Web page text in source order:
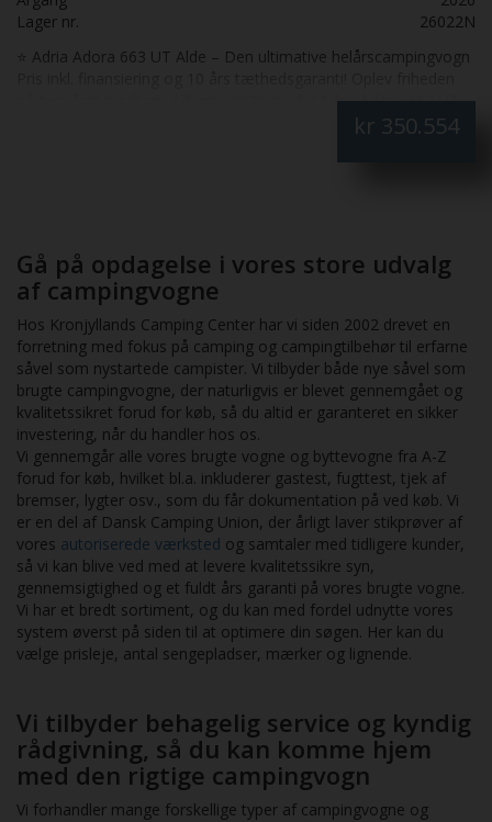
Lager nr.
26022N
⭐ Adria Adora 663 UT Alde – Den ultimative helårscampingvogn
på ture året rundt med denne 2026 model Adria Adora 663 UT
Alde – en luksuriøs, veludstyret og elegant campingvogn
sovepladser og 5‑6 siddepladser får du masser af rum til familie,
til helårscamping og vinterture Elektrisk gulvvarme – behagelig
varme uden kuldebroer Rummelig og gennemtænkt indretning
med enkeltsenge, rundsiddegruppe, hæve/sænkebord og god
opbevaring Fuldt udstyret køkken med 3 gasblus, køleskab og
emhætte Moderne badeværelse med toilet og brusekabine Stor
panoramavindue og LED‑belysning giver lys og luft i vognen 🛠️
Robust konstruktion & tryghed Adria har designet Adora‑serien
med fokus på kvalitet, styrke og daglig brugsglæde – fra de
aerodynamiske linjer til isolering og betjening. ✨ 10 års
tæthedsgaranti Det betyder, at du er sikret mod utætheder og
skjulte konstruktionsfejl i hele garantiperioden – en ekstra
tryghed når du investerer i din drømme‑campingvogn. 💰
Attraktiv finansiering Vi tilbyder fleksibel finansiering, så du kan
tilpasse købet til dit budget – med konkurrencedygtige vilkår og
mulighed for lavere udbetaling. 📈 Kontakt os for at høre mere
om dine muligheder – vi hjælper dig med en løsning der passer
til dig og din familie. 🚐 Overblik ✔️ Model: Adria Adora 663 UT
Alde ✔️ Årgang: 2026 ✔️ Pladser: 4 sove, 5–6 sidde ✔️
Centralvarme: Alde ✔️ Garanti: 10 års tæthedsgaranti ✔️
Finansiering: Ja – efter aftale 📞 Kontakt os i dag for fremvisning,
for livet med Adria Adora!
kr 350.554
Gå på opdagelse i vores store udvalg
af campingvogne
Hos Kronjyllands Camping Center har vi siden 2002 drevet en
forretning med fokus på camping og campingtilbehør til erfarne
såvel som nystartede campister. Vi tilbyder både nye såvel som
brugte campingvogne, der naturligvis er blevet gennemgået og
kvalitetssikret forud for køb, så du altid er garanteret en sikker
investering, når du handler hos os.
Vi gennemgår alle vores brugte vogne og byttevogne fra A-Z
forud for køb, hvilket bl.a. inkluderer gastest, fugttest, tjek af
bremser, lygter osv., som du får dokumentation på ved køb. Vi
er en del af Dansk Camping Union, der årligt laver stikprøver af
vores autoriserede værksted og samtaler med tidligere kunder,
så vi kan blive ved med at levere kvalitetssikre syn,
gennemsigtighed og et fuldt års garanti på vores brugte vogne.
Vi har et bredt sortiment, og du kan med fordel udnytte vores
system øverst på siden til at optimere din søgen. Her kan du
vælge prisleje, antal sengepladser, mærker og lignende.
Vi tilbyder behagelig service og kyndig
rådgivning, så du kan komme hjem
med den rigtige campingvogn
Vi forhandler mange forskellige typer af campingvogne og